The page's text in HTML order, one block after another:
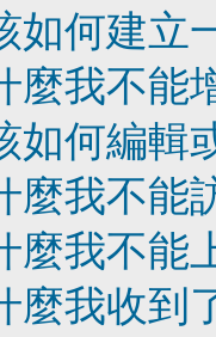
如何建立
麼我不能
如何編輯
麼我不能
麼我不能
麼我收到